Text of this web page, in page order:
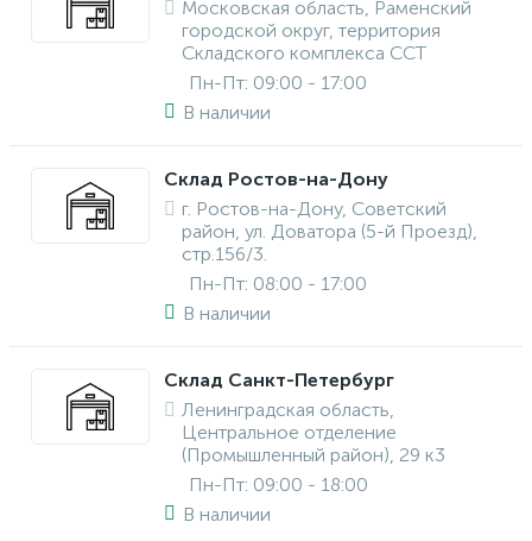
Московская область, Раменский
городской округ, территория
Складского комплекса ССТ
Пн-Пт: 09:00 - 17:00
В наличии
Склад Ростов-на-Дону
г. Ростов-на-Дону, Советский
район, ул. Доватора (5-й Проезд),
стр.156/3.
Пн-Пт: 08:00 - 17:00
В наличии
Склад Санкт-Петербург
Ленинградская область,
Центральное отделение
(Промышленный район), 29 к3
Пн-Пт: 09:00 - 18:00
В наличии